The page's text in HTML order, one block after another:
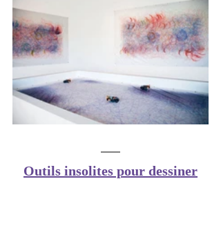
Outils insolites pour dessiner